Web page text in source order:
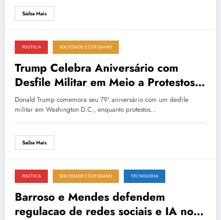
Saiba Mais
14 de junho de 2025
POLÍTICA SOCIEDADE E COTIDIANO
Trump Celebra Aniversário com
Desfile Militar em Meio a Protestos
Nacionais nos EUA
Donald Trump comemora seu 79º aniversário com um desfile
militar em Washington D.C., enquanto protestos…
Saiba Mais
14 de junho de 2025
POLÍTICA SOCIEDADE E COTIDIANO TECNOLOGIA
Barroso e Mendes defendem
regulacao de redes sociais e IA no